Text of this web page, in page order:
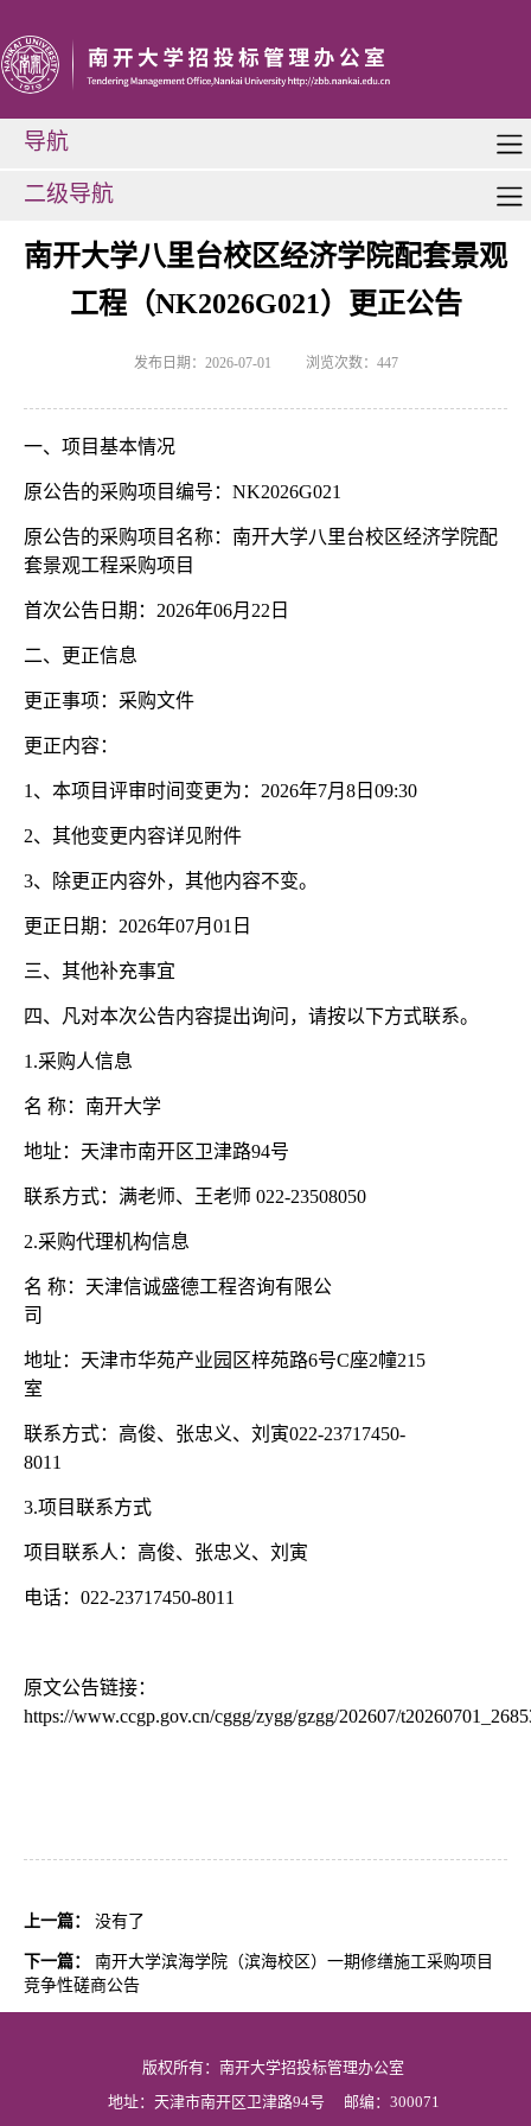
导航
二级导航
南开大学八里台校区经济学院配套景观
工程（NK2026G021）更正公告
发布日期：2026-07-01 浏览次数： 447
一、项目基本情况
原公告的采购项目编号： NK2026G021
原公告的采购项目名称：南开大学八里台校区经济学院配
套景观工程采购项目
首次公告日期： 2026年06月22日
二、更正信息
更正事项：采购文件
更正内容：
1、本项目评审时间变更为：2026年7月8日09:30
2、其他变更内容详见附件
3、除更正内容外，其他内容不变。
更正日期： 2026年07月01日
三、其他补充事宜
四、凡对本次公告内容提出询问，请按以下方式联系。
1.采购人信息
名 称：南开大学
地址：天津市南开区卫津路94号
联系方式：满老师、王老师 022-23508050
2.采购代理机构信息
名 称：天津信诚盛德工程咨询有限公
司
地址：天津市华苑产业园区梓苑路6号C座2幢215
室
联系方式：高俊、张忠义、刘寅022-23717450-
8011
3.项目联系方式
项目联系人：高俊、张忠义、刘寅
电话： 022-23717450-8011
原文公告链接：
https://www.ccgp.gov.cn/cggg/zygg/gzgg/202607/
上一篇： 没有了
下一篇：
南开大学滨海学院（滨海校区）一期修缮施工采购项目
竞争性磋商公告
版权所有：南开大学招投标管理办公室
地址：天津市南开区卫津路94号
邮编：300071